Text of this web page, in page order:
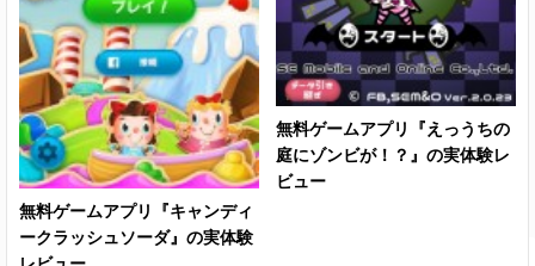
無料ゲームアプリ『キャンディ
ークラッシュソーダ』の実体験
無料ゲームアプリ『えっうちの
庭にゾンビが！？』の実体験レ
ビュー